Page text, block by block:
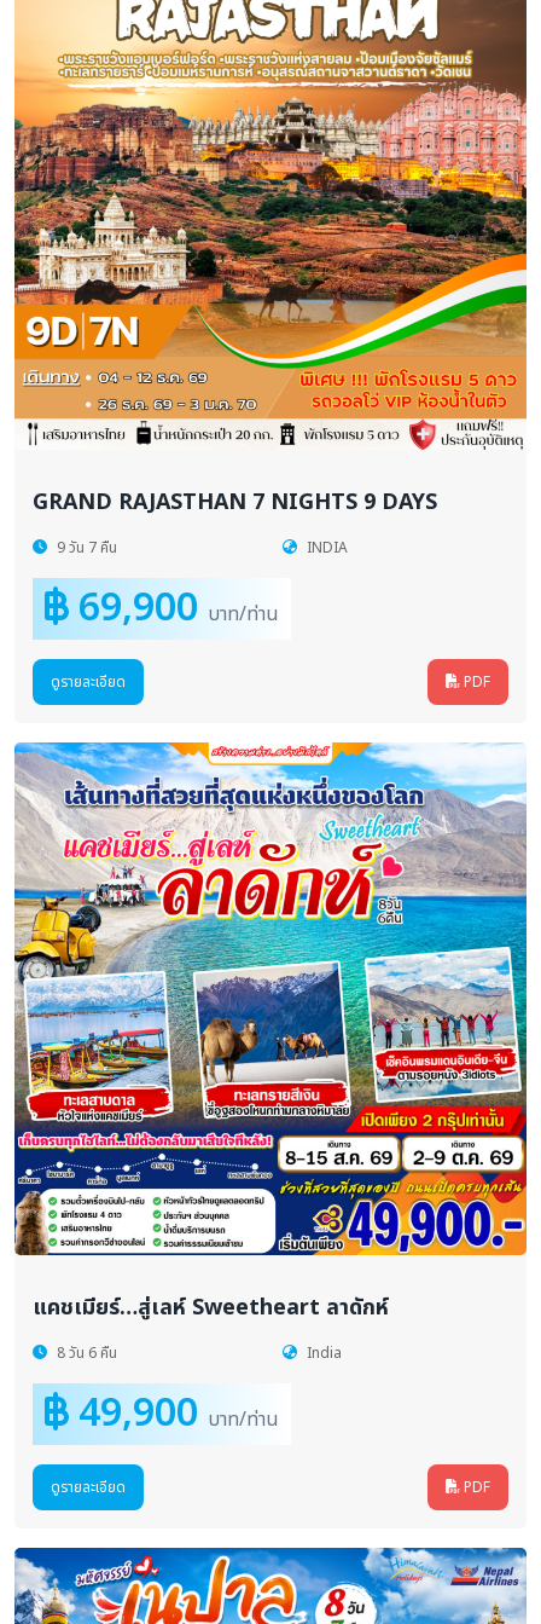
GRAND RAJASTHAN 7 NIGHTS 9 DAYS
9 วัน 7 คืน INDIA
69,900 บาท/ท่าน
ดูรายละเอียด PDF
แคชเมียร์…สู่เลห์ Sweetheart ลาดักห์
8 วัน 6 คืน India
49,900 บาท/ท่าน
ดูรายละเอียด PDF